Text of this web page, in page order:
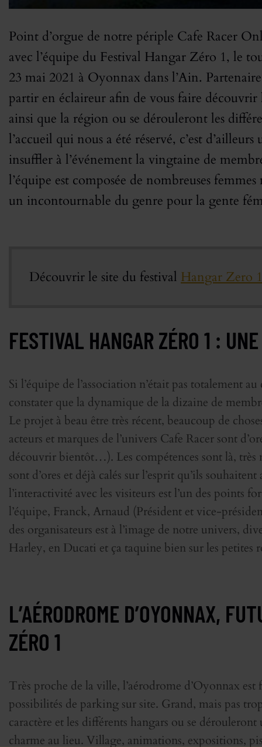
Point d’orgue de notre périple Cafe Racer
avec l’équipe du Festival Hangar Zéro 1, le
23 mai 2021 à Oyonnax dans l’Ain.
partir en éclaireur afin de vous faire découvrir
ainsi que la région ou se dérouleront les
l’accueil qui nous a été réservé, c’est
insuffler à l’événement la vingtaine de
l’équipe est composée de nombreuses
un incontournable du genre pour la gente
Découvrir le site du festival Hangar Zero 1
FESTIVAL HANGAR ZÉRO 1 :
Si l’équipe de l’association n’était pas totalement
constater que la dynamique de la dizaine de
Le projet à beau être très récent, beaucoup de
acteurs et marques de l’univers Cafe Racer sont
découvrir bientôt…). Les compétences sont là, très
sont d’ores et déjà calés sur l’esprit qu’ils
l’interactivité avec les visiteurs est l’un des points
l’équipe, Franck, Arnaud (Président et vice-
des organisateurs est à l’image de notre univers,
Harley, en Ducati et ça taquine bien sur les petites
L’AÉRODROME D’OYONNAX,
ZÉRO 1
Très proche de la ville, l’aérodrome d’Oyonnax
possibilités de parking sur site. Grand, mais pas
caractère et les différents hangars ou se
charme au lieu. Village, animations, expositions,